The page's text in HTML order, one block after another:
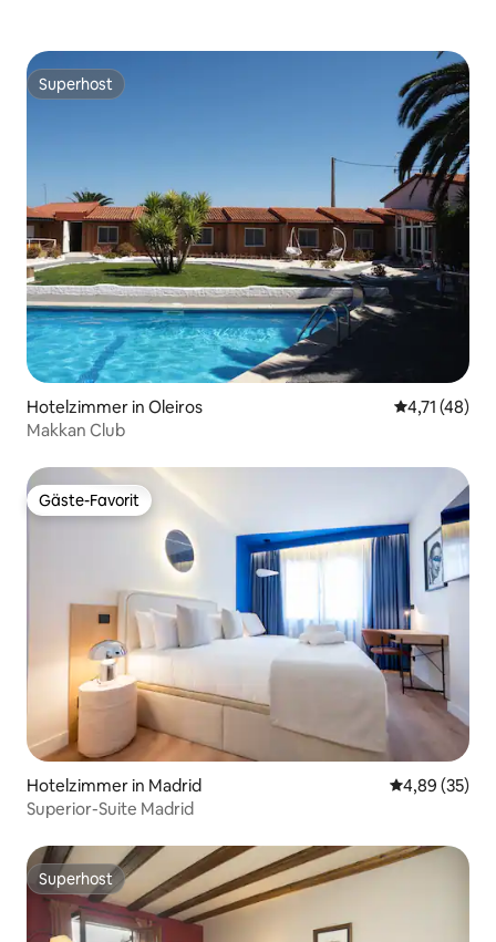
Superhost
Superhost
Hotelzimmer in Oleiros
4,71 (48)
Makkan Club
Gäste-Favorit
Gäste-Favorit
Hotelzimmer in Madrid
4,89 (35)
Superior-Suite Madrid
Superhost
Superhost